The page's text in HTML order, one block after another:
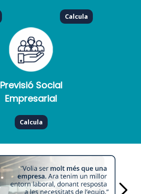
Calcula
Previsió Social
Empresarial
Calcula